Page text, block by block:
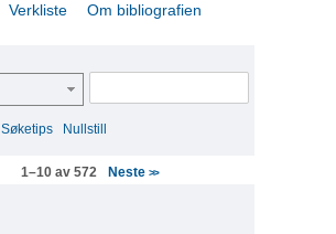
Verkliste Om bibliografien
Søketips Nullstill
1–10 av 572 Neste >>